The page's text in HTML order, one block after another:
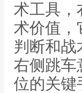
术工具，
术价值，
判断和
右侧跳车
位的关键